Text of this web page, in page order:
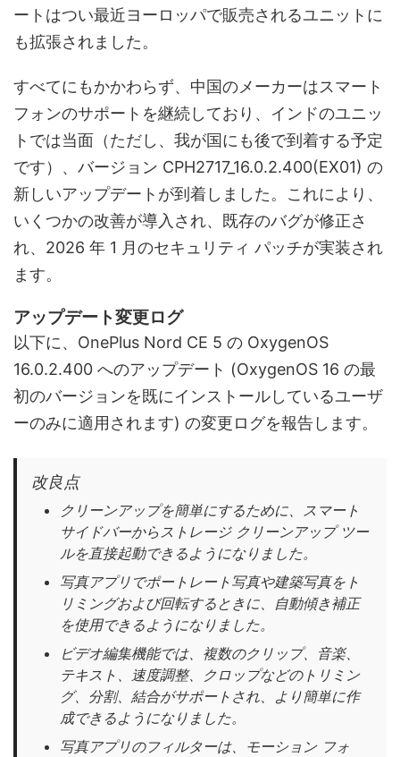
ートはつい最近ヨーロッパで販売されるユニットに
も拡張されました。
すべてにもかかわらず、中国のメーカーはスマート
フォンのサポートを継続しており、インドのユニッ
トでは当面（ただし、我が国にも後で到着する予定
です）、バージョン CPH2717_16.0.2.400(EX01) の
新しいアップデートが到着しました。これにより、
いくつかの改善が導入され、既存のバグが修正さ
れ、2026 年 1 月のセキュリティ パッチが実装され
ます。
アップデート変更ログ
以下に、OnePlus Nord CE 5 の OxygenOS
16.0.2.400 へのアップデート (OxygenOS 16 の最
初のバージョンを既にインストールしているユーザ
ーのみに適用されます) の変更ログを報告します。
改良点
クリーンアップを簡単にするために、スマート
サイドバーからストレージ クリーンアップ ツー
ルを直接起動できるようになりました。
写真アプリでポートレート写真や建築写真をト
リミングおよび回転するときに、自動傾き補正
を使用できるようになりました。
ビデオ編集機能では、複数のクリップ、音楽、
テキスト、速度調整、クロップなどのトリミン
グ、分割、結合がサポートされ、より簡単に作
成できるようになりました。
写真アプリのフィルターは、モーション フォ